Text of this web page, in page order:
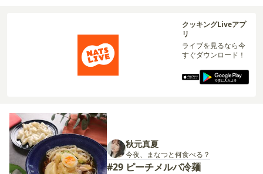
クッキングLiveアプ
リ
ライブを見るなら今
すぐダウンロード！
秋元真夏
今夜、まなつと何食べる？
#29 ピーチメルバ冷麺